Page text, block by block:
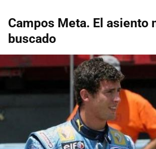
Campos Meta. El asiento
buscado